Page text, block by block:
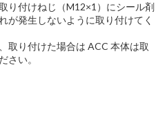
り付けねじ（M12×1）にシール剤
が発生しないように取り付けてく
取り付けた場合は ACC 本体は取
さい。